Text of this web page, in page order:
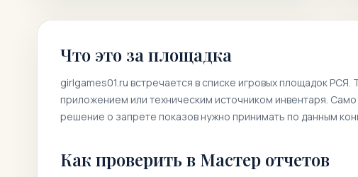
Что это за площадка
girlgames01.ru встречается в списке игровых площадок
приложением или техническим источником инвентаря.
решение о запрете показов нужно принимать по данным
Как проверить в Мастер отчетов